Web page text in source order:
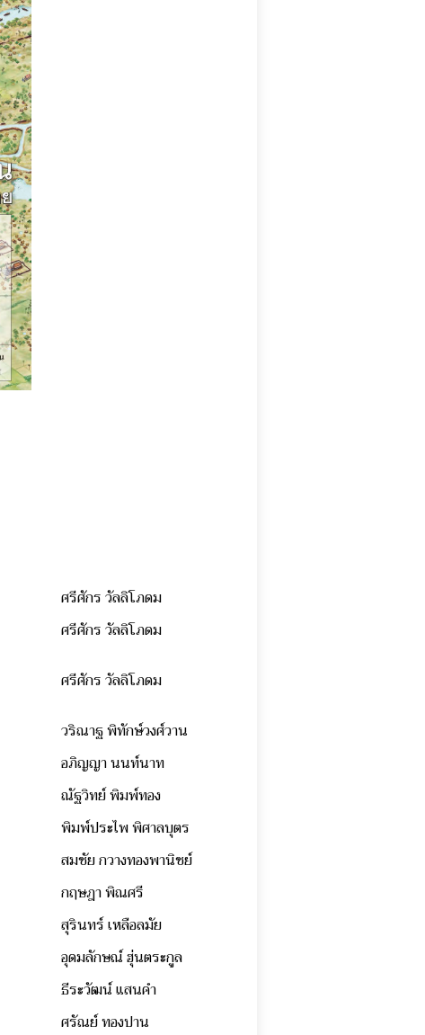
ศรีศักร วัลลิโภดม
ศรีศักร วัลลิโภดม
ศรีศักร วัลลิโภดม
วริณาฐ พิทักษ์วงศ์วาน
อภิญญา นนท์นาท
ณัฐวิทย์ พิมพ์ทอง
พิมพ์ประไพ พิศาลบุตร
สมชัย กวางทองพานิชย์
กฤษฎา พิณศรี
สุรินทร์ เหลือลมัย
อุดมลักษณ์ ฮุ่นตระกูล
ธีระวัฒน์ แสนคำ
ศรัณย์ ทองปาน